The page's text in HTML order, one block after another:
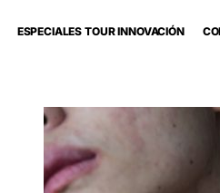
ESPECIALES TOUR INNOVACIÓN